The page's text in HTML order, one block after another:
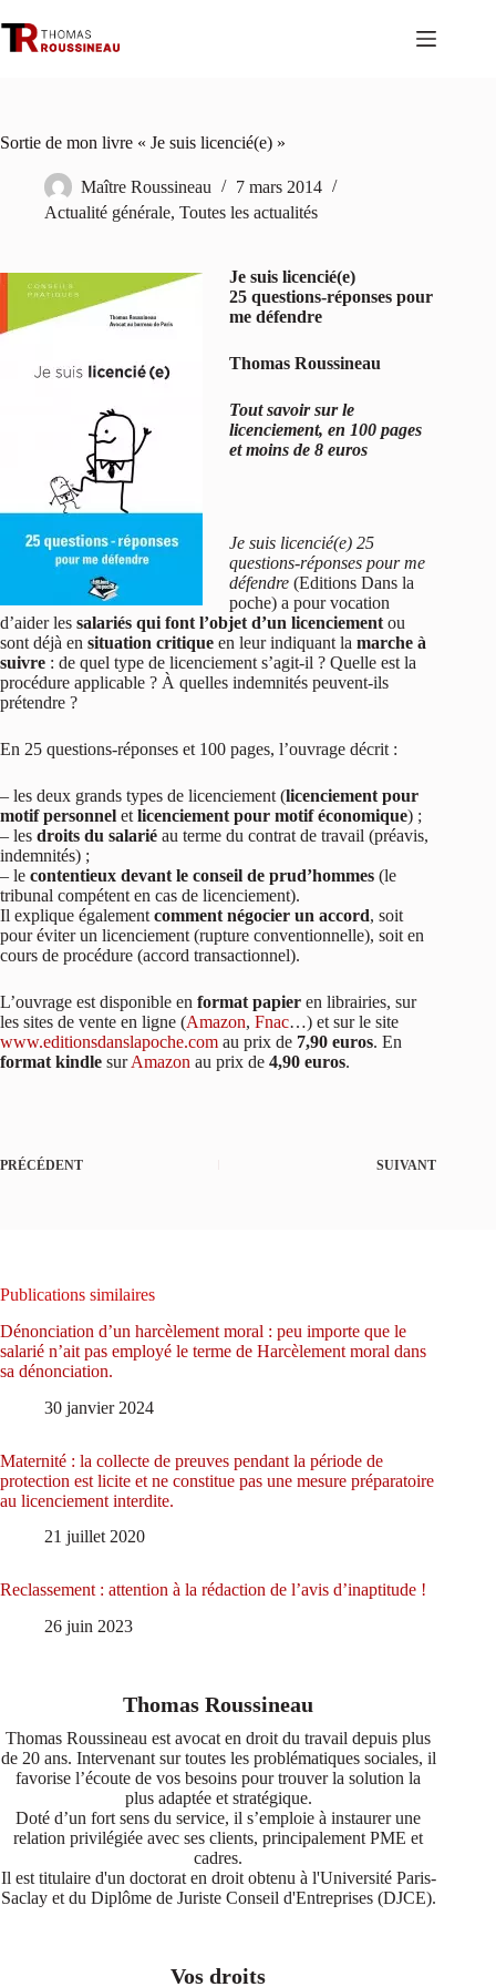
au
contenu
Sortie de mon livre « Je suis licencié(e) »
Maître Roussineau
7 mars 2014
Actualité générale, Toutes les actualités
Je suis licencié(e)
25 questions-réponses pour
me défendre
Thomas Roussineau
Tout savoir sur le
licenciement, en 100 pages
et moins de 8 euros
Je suis licencié(e) 25
questions-réponses pour me
défendre (Editions Dans la
poche) a pour vocation
d’aider les salariés qui font l’objet d’un licenciement ou
sont déjà en situation critique en leur indiquant la marche à
suivre : de quel type de licenciement s’agit-il ? Quelle est la
procédure applicable ? À quelles indemnités peuvent-ils
prétendre ?
En 25 questions-réponses et 100 pages, l’ouvrage décrit :
– les deux grands types de licenciement (licenciement pour
motif personnel et licenciement pour motif économique) ;
– les droits du salarié au terme du contrat de travail (préavis,
indemnités) ;
– le contentieux devant le conseil de prud’hommes (le
tribunal compétent en cas de licenciement).
Il explique également comment négocier un accord, soit
pour éviter un licenciement (rupture conventionnelle), soit en
cours de procédure (accord transactionnel).
L’ouvrage est disponible en format papier en librairies, sur
les sites de vente en ligne (Amazon, Fnac…) et sur le site
www.editionsdanslapoche.com au prix de 7,90 euros. En
format kindle surAmazon au prix de 4,90 euros.
PRÉCÉDENT SUIVANT
Publications similaires
Dénonciation d’un harcèlement moral : peu importe que le
salarié n’ait pas employé le terme de Harcèlement moral dans
sa dénonciation.
30 janvier 2024
Maternité : la collecte de preuves pendant la période de
protection est licite et ne constitue pas une mesure préparatoire
au licenciement interdite.
21 juillet 2020
Reclassement : attention à la rédaction de l’avis d’inaptitude !
26 juin 2023
Thomas Roussineau
Thomas Roussineau est avocat en droit du travail depuis plus
de 20 ans. Intervenant sur toutes les problématiques sociales, il
favorise l’écoute de vos besoins pour trouver la solution la
plus adaptée et stratégique.
Doté d’un fort sens du service, il s’emploie à instaurer une
relation privilégiée avec ses clients, principalement PME et
cadres.
Il est titulaire d'un doctorat en droit obtenu à l'Université Paris-
Saclay et du Diplôme de Juriste Conseil d'Entreprises (DJCE).
Vos droits